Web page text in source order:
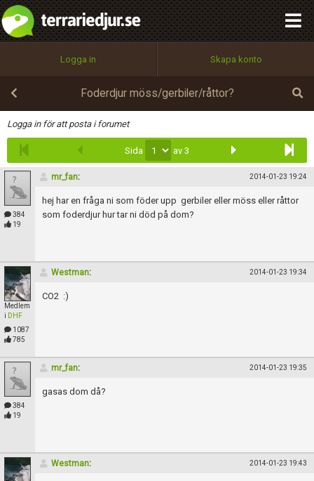
Logga in Skapa konto
Foderdjur möss/gerbiler/råttor?
Logga in för att posta i forumet
Sida av 3
384
19
mr_fan: 2014-01-23 19:24
hej har en fråga ni som föder upp gerbiler eller möss eller råttor
som foderdjur hur tar ni död på dom?
Medlem
i DHF
1087
785
Westman: 2014-01-23 19:34
CO2 :)
384
19
mr_fan: 2014-01-23 19:35
gasas dom då?
Westman: 2014-01-23 19:43
Infoga
Utför
100%
OK
integritetspolicy
Namn:
Epost:
Användarnamn:
Lösenord:
Privacy Policy
Terms of Service
Begär nytt lösenord
Tillbaka till förstasidan